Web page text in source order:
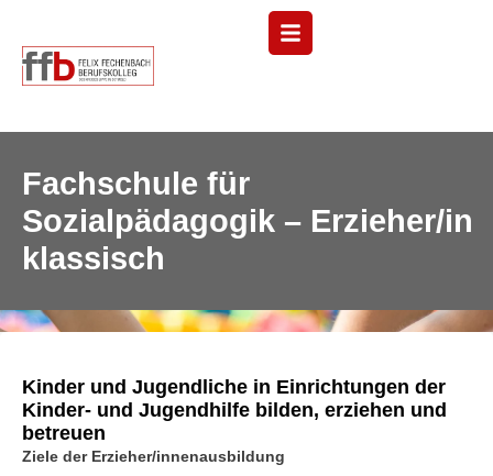
Menü
Fachschule für
Sozialpädagogik – Erzieher/in
klassisch
Kinder und Jugendliche in Einrichtungen der
Kinder- und Jugendhilfe bilden, erziehen und
betreuen
Ziele der Erzieher/innenausbildung